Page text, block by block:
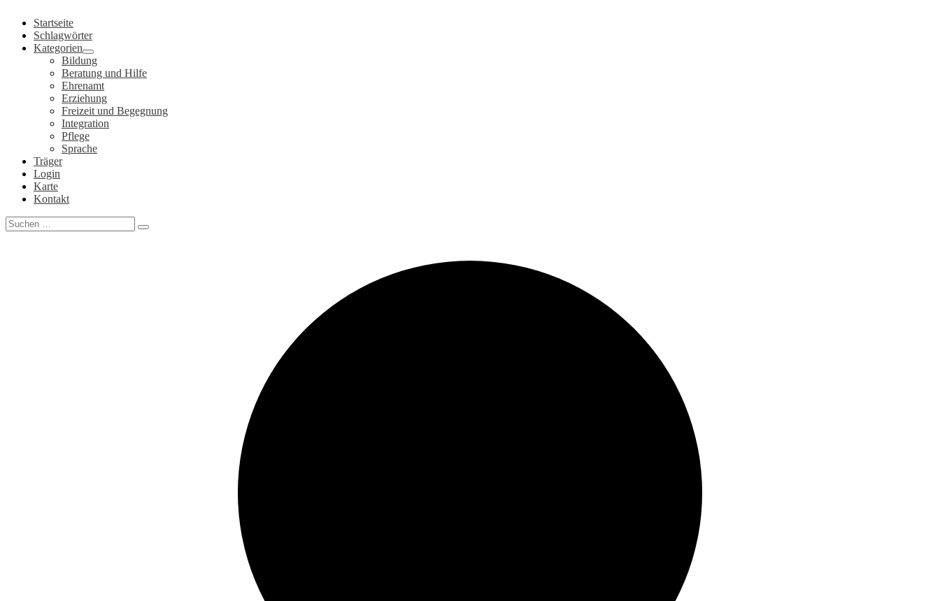
Inhalt
springen
Startseite
Schlagwörter
Kategorien
Bildung
Beratung und Hilfe
Ehrenamt
Erziehung
Freizeit und Begegnung
Integration
Pflege
Sprache
Träger
Login
Karte
Kontakt
Search
for: